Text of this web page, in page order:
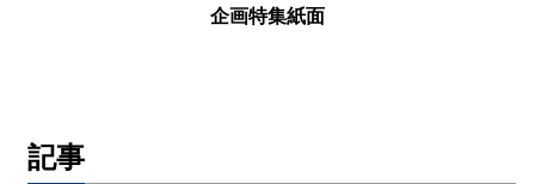
企画特集紙面
記事